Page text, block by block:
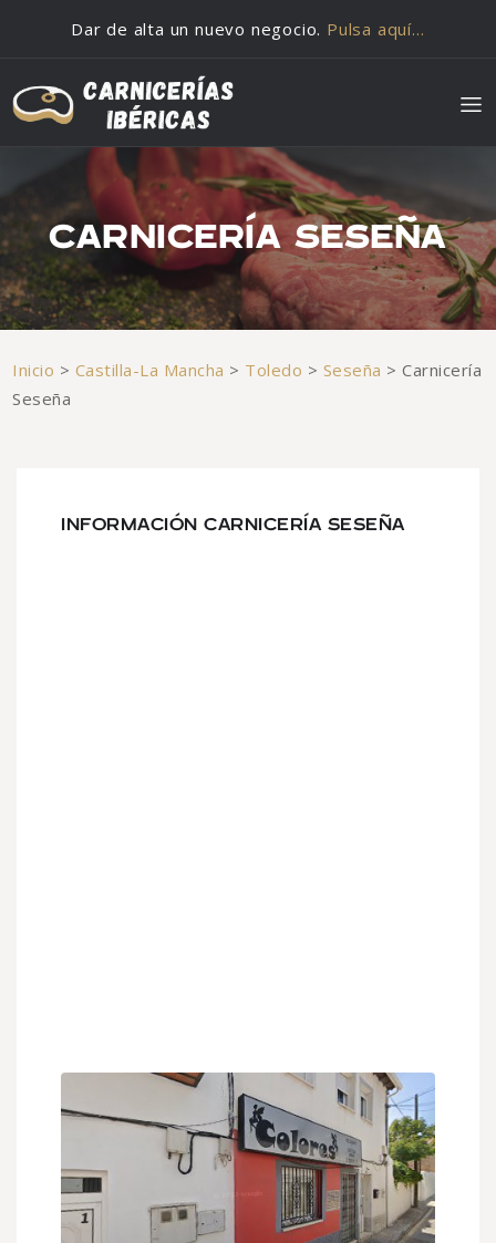
Dar de alta un nuevo negocio. Pulsa aquí…
CARNICERÍA SESEÑA
Inicio > Castilla-La Mancha > Toledo > Seseña >Carnicería
Seseña
INFORMACIÓN CARNICERÍA SESEÑA